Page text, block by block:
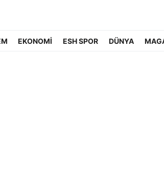
EKONOMİ ESH SPOR DÜNYA